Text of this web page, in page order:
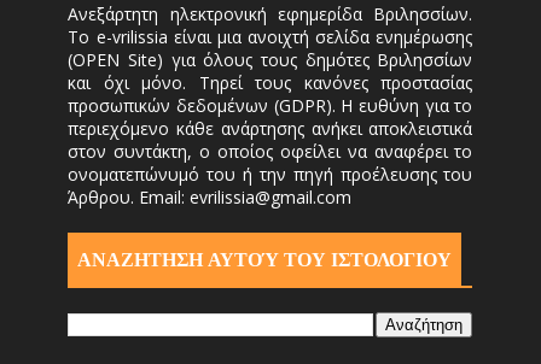
Ανεξάρτητη ηλεκτρονική εφημερίδα Βριλησσίων.
Το e-vrilissia είναι μια ανοιχτή σελίδα ενημέρωσης
(OPEN Site) για όλους τους δημότες Βριλησσίων
και όχι μόνο. Τηρεί τους κανόνες προστασίας
προσωπικών δεδομένων (GDPR). Η ευθύνη για το
περιεχόμενο κάθε ανάρτησης ανήκει αποκλειστικά
στον συντάκτη, ο οποίος οφείλει να αναφέρει το
ονοματεπώνυμό του ή την πηγή προέλευσης του
Άρθρου. Email: evrilissia@gmail.com
ΑΝΑΖΗΤΗΣΗ ΑΥΤΟΎ ΤΟΥ ΙΣΤΟΛΟΓΙΟΥ